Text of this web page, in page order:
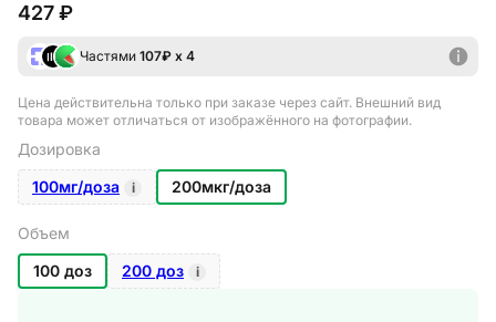
427 ₽
Частями 107₽ х 4
Цена действительна только при заказе через сайт. Внешний вид
товара может отличаться от изображённого на фотографии.
Дозировка
100мг/доза
i 200мкг/доза
Объем
100 доз
200 доз i